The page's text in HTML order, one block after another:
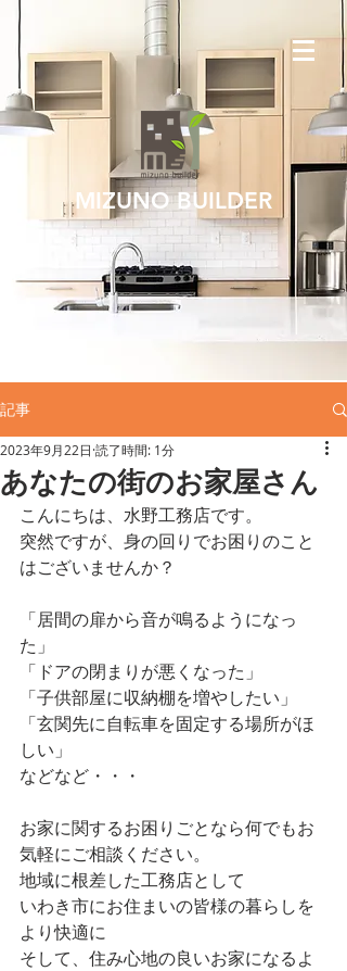
記事
あなたの街のお家屋さん
2023年9月22日 読了時間: 1分
こんにちは、水野工務店です。
突然ですが、身の回りでお困りのこと
はございませんか？
「居間の扉から音が鳴るようになっ
た」
「ドアの閉まりが悪くなった」
「子供部屋に収納棚を増やしたい」
「玄関先に自転車を固定する場所がほ
しい」
などなど・・・
お家に関するお困りごとなら何でもお
気軽にご相談ください。
地域に根差した工務店として
いわき市にお住まいの皆様の暮らしを
より快適に
そして、住み心地の良いお家になるよ
MIZUNO BUILDER